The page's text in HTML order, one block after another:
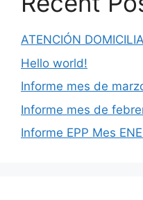
ATENCIÓN
Hello world!
Informe mes de
Informe mes de
Informe EPP Mes